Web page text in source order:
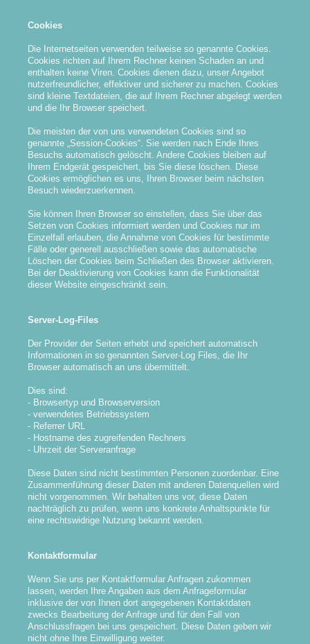
Cookies
Die Internetseiten verwenden teilweise so genannte Cookies.
Cookies richten auf Ihrem Rechner keinen Schaden an und
enthalten keine Viren. Cookies dienen dazu, unser Angebot
nutzerfreundlicher, effektiver und sicherer zu machen. Cookies
sind kleine Textdateien, die auf Ihrem Rechner abgelegt werden
und die Ihr Browser speichert.
Die meisten der von uns verwendeten Cookies sind so
genannte „Session-Cookies“. Sie werden nach Ende Ihres
Besuchs automatisch gelöscht. Andere Cookies bleiben auf
Ihrem Endgerät gespeichert, bis Sie diese löschen. Diese
Cookies ermöglichen es uns, Ihren Browser beim nächsten
Besuch wiederzuerkennen.
Sie können Ihren Browser so einstellen, dass Sie über das
Setzen von Cookies informiert werden und Cookies nur im
Einzelfall erlauben, die Annahme von Cookies für bestimmte
Fälle oder generell ausschließen sowie das automatische
Löschen der Cookies beim Schließen des Browser aktivieren.
Bei der Deaktivierung von Cookies kann die Funktionalität
dieser Website eingeschränkt sein.
Server-Log-Files
Der Provider der Seiten erhebt und speichert automatisch
Informationen in so genannten Server-Log Files, die Ihr
Browser automatisch an uns übermittelt.
Dies sind:
- Browsertyp und Browserversion
- verwendetes Betriebssystem
- Referrer URL
- Hostname des zugreifenden Rechners
- Uhrzeit der Serveranfrage
Diese Daten sind nicht bestimmten Personen zuordenbar. Eine
Zusammenführung dieser Daten mit anderen Datenquellen wird
nicht vorgenommen. Wir behalten uns vor, diese Daten
nachträglich zu prüfen, wenn uns konkrete Anhaltspunkte für
eine rechtswidrige Nutzung bekannt werden.
Kontaktformular
Wenn Sie uns per Kontaktformular Anfragen zukommen
lassen, werden Ihre Angaben aus dem Anfrageformular
inklusive der von Ihnen dort angegebenen Kontaktdaten
zwecks Bearbeitung der Anfrage und für den Fall von
Anschlussfragen bei uns gespeichert. Diese Daten geben wir
nicht ohne Ihre Einwilligung weiter.